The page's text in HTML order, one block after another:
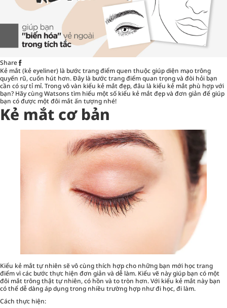
Share
Kẻ mắt (kẻ eyeliner) là bước trang điểm quen thuộc giúp diện mạo trông
quyến rũ, cuốn hút hơn. Đây là bước trang điểm quan trọng và đòi hỏi bạn
cần có sự tỉ mỉ. Trong vô vàn kiểu kẻ mắt đẹp, đâu là kiểu kẻ mắt phù hợp với
bạn? Hãy cùng Watsons tìm hiểu một số kiểu kẻ mắt đẹpvà đơn giản để giúp
bạn có được một đôi mắt ấn tượng nhé!
Kẻ mắt cơ bản
Kiểu kẻ mắt tự nhiên sẽ vô cùng thích hợp cho những bạn mới học trang
điểm vì các bước thực hiện đơn giản và dễ làm. Kiểu vẽ này giúp bạn có một
đôi mắt trông thật tự nhiên, có hồn và to tròn hơn. Với kiểu kẻ mắt này bạn
có thể dễ dàng áp dụng trong nhiều trường hợp như đi học, đi làm.
Cách thực hiện: